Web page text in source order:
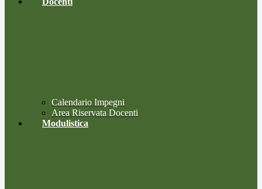
Calendario Impegni
Area Riservata Docenti
Modulistica